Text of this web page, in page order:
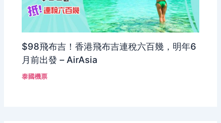
$98飛布吉！香港飛布吉連稅六百幾，明年6
月前出發 – AirAsia
泰國機票